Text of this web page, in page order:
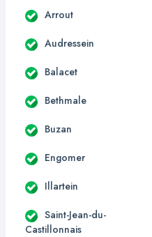
Arrout
Audressein
Balacet
Bethmale
Buzan
Engomer
Illartein
Saint-Jean-du-
Castillonnais